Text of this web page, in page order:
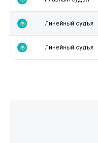
Линейный судья
Линейный судья